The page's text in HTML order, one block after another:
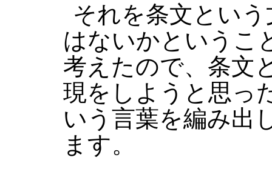
それを条文とい
はないかというこ
考えたので、条文
現をしようと思っ
いう言葉を編み出
ます。